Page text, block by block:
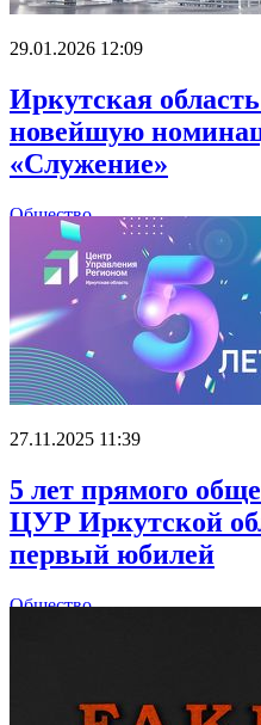
29.01.2026 12:09
Иркутская
новейшую
«Служение»
Общество
27.11.2025 11:39
5 лет прямого
ЦУР Иркутской
первый юбилей
Общество